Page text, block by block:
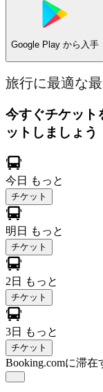
Google Play から入手
旅行に最適な
今すぐチケット
ットしましょう
今日 もっと
チケット
明日 もっと
チケット
2日 もっと
チケット
3日 もっと
チケット
Booking.comに滞在